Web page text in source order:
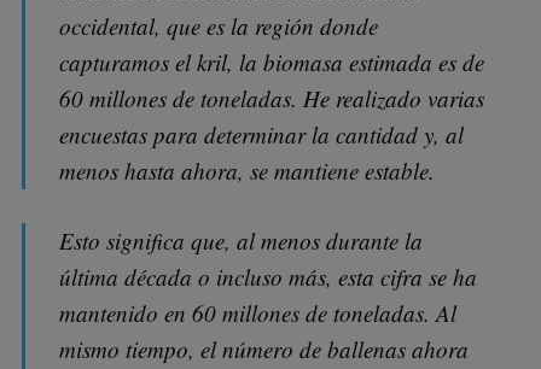
occidental, que es la región donde
capturamos el kril, la biomasa estimada es de
60 millones de toneladas. He realizado varias
encuestas para determinar la cantidad y, al
menos hasta ahora, se mantiene estable.
Esto significa que, al menos durante la
última década o incluso más, esta cifra se ha
mantenido en 60 millones de toneladas. Al
mismo tiempo, el número de ballenas ahora